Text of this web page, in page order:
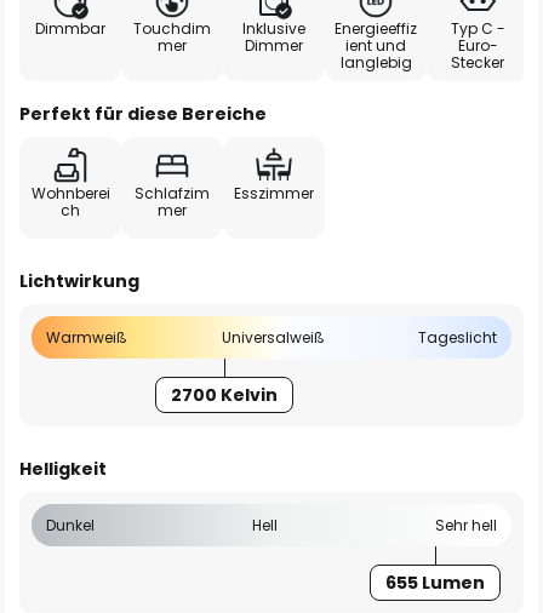
Dimmbar
Touchdim
mer
Inklusive
Dimmer
Energieeffiz
ient und
langlebig
Typ C -
Euro-
Stecker
Perfekt für diese Bereiche
Wohnberei
ch
Schlafzim
mer
Esszimmer
Lichtwirkung
Warmweiß Universalweiß Tageslicht
2700 Kelvin
Helligkeit
Dunkel Hell Sehr hell
655 Lumen